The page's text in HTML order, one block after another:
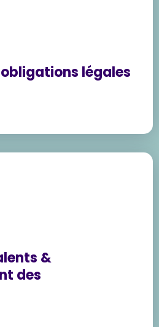
légales
&
des